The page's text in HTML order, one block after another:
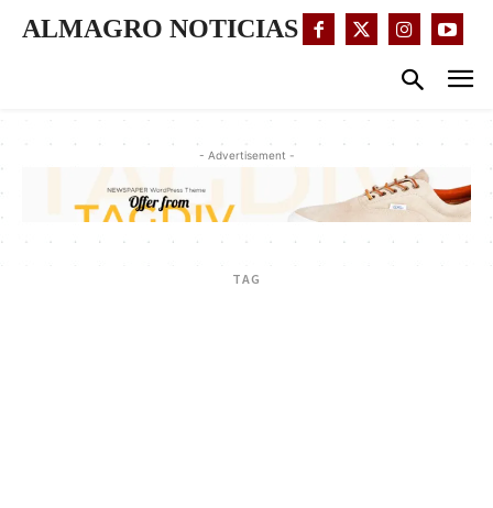
ALMAGRO NOTICIAS
- Advertisement -
TAG